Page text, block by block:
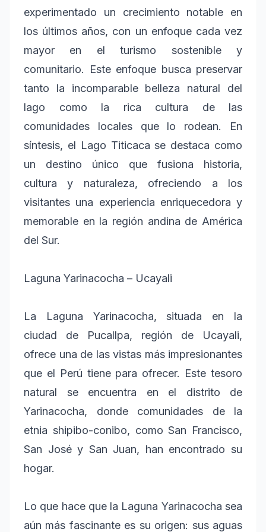
experimentado un crecimiento notable en
los últimos años, con un enfoque cada vez
mayor en el turismo sostenible y
comunitario. Este enfoque busca preservar
tanto la incomparable belleza natural del
lago como la rica cultura de las
comunidades locales que lo rodean. En
síntesis, el Lago Titicaca se destaca como
un destino único que fusiona historia,
cultura y naturaleza, ofreciendo a los
visitantes una experiencia enriquecedora y
memorable en la región andina de América
del Sur.
Laguna Yarinacocha – Ucayali
La Laguna Yarinacocha, situada en la
ciudad de Pucallpa, región de Ucayali,
ofrece una de las vistas más impresionantes
que el Perú tiene para ofrecer. Este tesoro
natural se encuentra en el distrito de
Yarinacocha, donde comunidades de la
etnia shipibo-conibo, como San Francisco,
San José y San Juan, han encontrado su
hogar.
Lo que hace que la Laguna Yarinacocha sea
aún más fascinante es su origen: sus aguas